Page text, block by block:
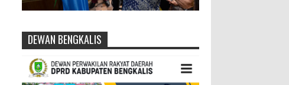
DEWAN BENGKALIS